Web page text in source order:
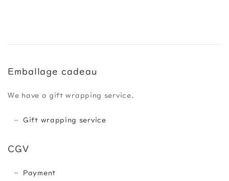
Emballage cadeau
We have a gift wrapping service.
Gift wrapping service
CGV
Payment